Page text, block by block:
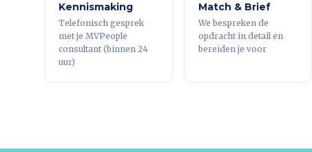
Kennismaking
Telefonisch gesprek
met je MVPeople
consultant (binnen 24
uur)
Match & Brief
We bespreken de
opdracht in detail en
bereiden je voor